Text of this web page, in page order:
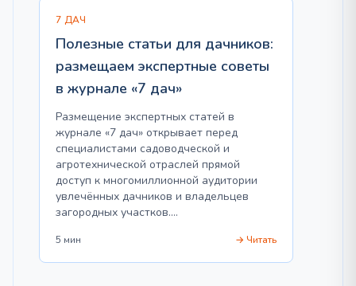
7 ДАЧ
Полезные статьи для дачников:
размещаем экспертные советы
в журнале «7 дач»
Размещение экспертных статей в
журнале «7 дач» открывает перед
специалистами садоводческой и
агротехнической отраслей прямой
доступ к многомиллионной аудитории
увлечённых дачников и владельцев
загородных участков.…
5 мин → Читать